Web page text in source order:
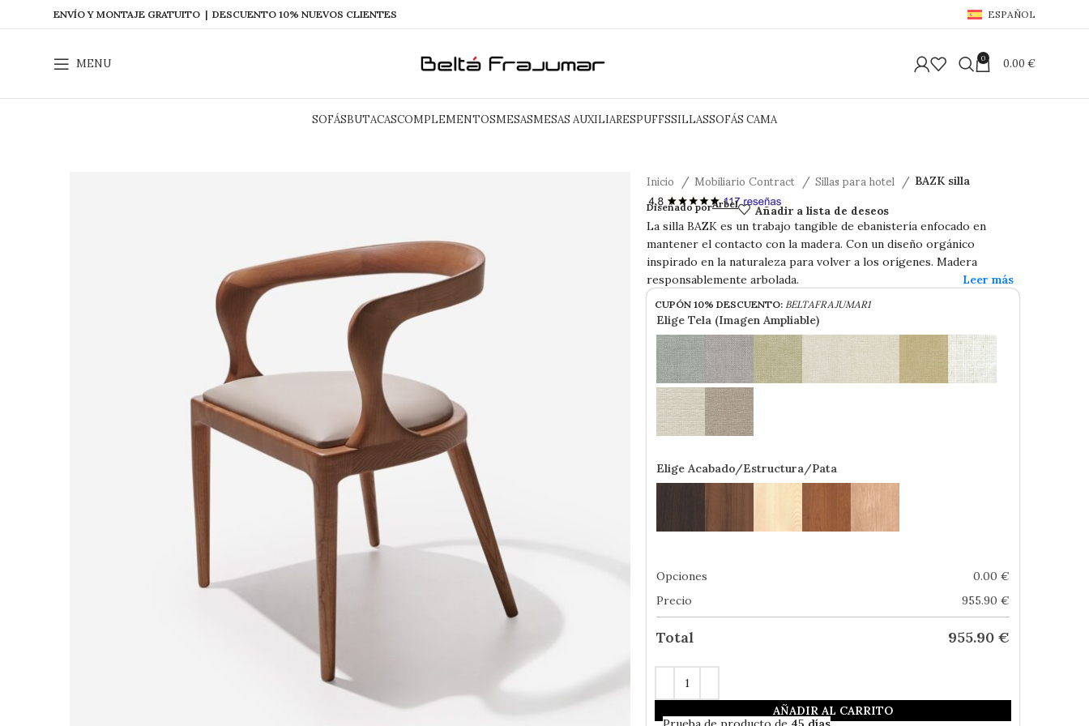
ENVÍO Y MONTAJE GRATUITO | DESCUENTO 10% NUEVOS CLIENTES ESPAÑOL
MENU 0 0.00 €
SOFÁSBUTACASCOMPLEMENTOSMESASMESAS AUXILIARESPUFFSSILLASSOFÁS CAMA
Inicio Mobiliario Contract Sillas para hotel BAZK silla
BAZK silla
Diseñado porArbel Añadir a lista de deseos
La silla BAZK es un trabajo tangible de ebanistería enfocado en
mantener el contacto con la madera. Con un diseño orgánico
inspirado en la naturaleza para volver a los orígenes. Madera
responsablemente arbolada.
CUPÓN 10% DESCUENTO: BELTAFRAJUMAR1
Elige Tela (Imagen Ampliable)
Elige Acabado/Estructura/Pata
Opciones 0.00 €
Precio
955.90 €
Total 955.90 €
AÑADIR AL CARRITO
EnStock- Envío Gratis